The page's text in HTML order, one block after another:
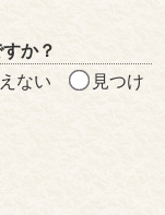
か？
ない
見つけ